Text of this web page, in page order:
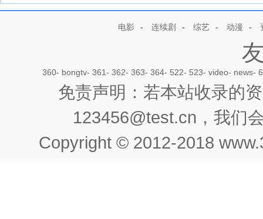
电影 - 连续剧 - 综艺 - 动漫 -
360- bongtv- 361- 362- 363- 364- 522- 523- video- news-
免责声明：若本站收录的
123456@test.cn，我们
Copyright © 2012-2018